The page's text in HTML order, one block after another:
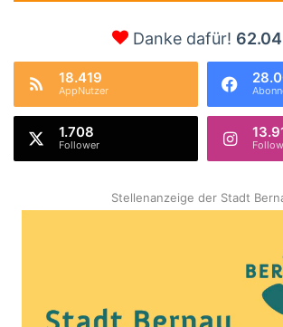
Danke dafür!
18.419
AppNutzer
1.708
Follower
Stellenanzeige der Stadt